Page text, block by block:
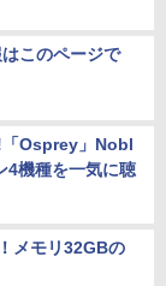
このページで
「Osprey」Nobl
4機種を一気に聴
メモリ32GBの